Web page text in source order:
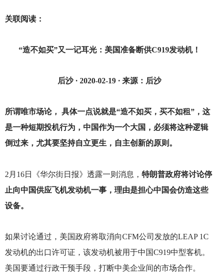
关联阅读：
“造不如买”又一记耳光：美国准备断供C919发动机！
后沙 · 2020-02-19 · 来源：后沙
所谓唯市场论， 具体一点说就是“造不如买，买不如租”，这
是一种短期投机行为，中国作为一个大国，必须将这种逻辑
倒过来，尤其要坚持自立更生，自主创新的原则。
2 月16日《华尔街日报》透露一则消息， 特朗普政府将讨论停
止向中国供应飞机发动机一事，理由是担心中国会仿造这些
设备。
如果讨论通过，美国政府将取消向CFM公司发放的LEAP 1C
发动机的出口许可证，该发动机被用于中国C919中型客机。
美国要通过行政干预手段，打断中美企业间的市场合作。